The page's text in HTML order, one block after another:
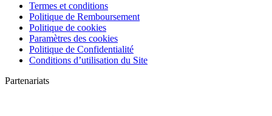
Termes et conditions
Politique de Remboursement
Politique de cookies
Paramètres des cookies
Politique de Confidentialité
Conditions d’utilisation du Site
Partenariats